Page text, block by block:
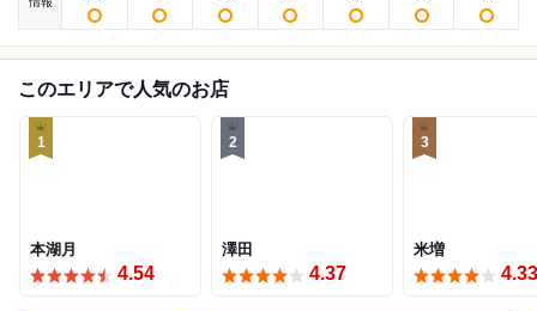
このエリアで人気のお店
1
本湖月
4.54
2
澤田
4.37
3
米増
4.33